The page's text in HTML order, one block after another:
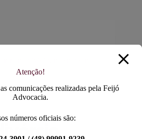
Atenção!
comunicações realizadas pela Feijó
Advocacia.
números oficiais são: